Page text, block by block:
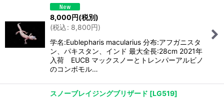
8,000円(税別)
(税込: 8,800円)
学名:Eublepharis macularius 分布:アフガニスタ
ン、パキスタン、インド 最大全長:28cm 2021年
入荷 EUCB マックスノーとトレンパーアルビノ
のコンボモル…
スノーブレイジングブリザード [LG519]